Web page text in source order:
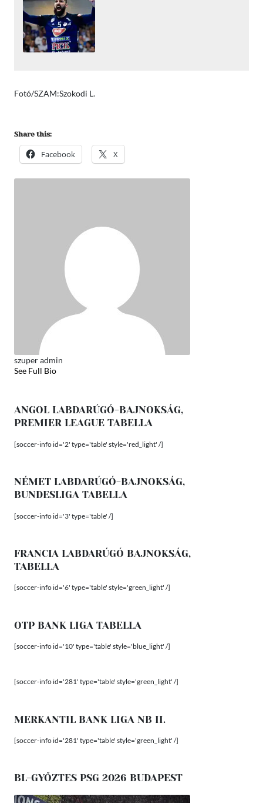
Fotó/SZAM:Szokodi L.
Share this:
Facebook X
szuper admin
See Full Bio
ANGOL LABDARÚGÓ-BAJNOKSÁG,
PREMIER LEAGUE TABELLA
[soccer-info id='2' type='table' style='red_light' /]
NÉMET LABDARÚGÓ-BAJNOKSÁG,
BUNDESLIGA TABELLA
[soccer-info id='3' type='table' /]
FRANCIA LABDARÚGÓ BAJNOKSÁG,
TABELLA
[soccer-info id='6' type='table' style='green_light' /]
OTP BANK LIGA TABELLA
[soccer-info id='10' type='table' style='blue_light' /]
[soccer-info id='281' type='table' style='green_light' /]
MERKANTIL BANK LIGA NB II.
[soccer-info id='281' type='table' style='green_light' /]
BL-GYŐZTES PSG 2026 BUDAPEST